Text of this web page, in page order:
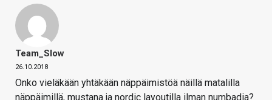
Team_Slow
26.10.2018
Onko vieläkään yhtäkään näppäimistöä näillä matalilla
näppäimillä, mustana ja nordic layoutilla ilman numbadia?